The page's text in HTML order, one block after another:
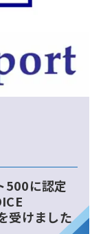
500に認定
受けました